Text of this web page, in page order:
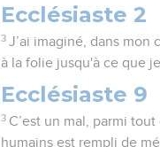
Ecclésiaste 2
3 J’ai imaginé, dans
à la folie jusqu'à ce que
Ecclésiaste 9
3 C’est un mal, parmi
humains est rempli de